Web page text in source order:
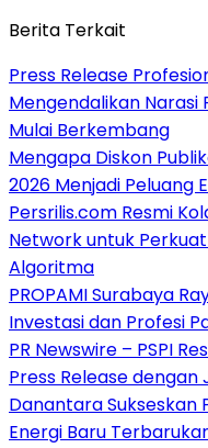
Berita Terkait
Press Release
Mengendalikan Narasi
Mulai Berkembang
Mengapa Diskon
2026 Menjadi Peluang
Persrilis.com Resmi
Network untuk
Algoritma
PROPAMI Surabaya
Investasi dan Profesi
PR Newswire – PSPI
Press Release dengan
Danantara Sukseskan
Energi Baru